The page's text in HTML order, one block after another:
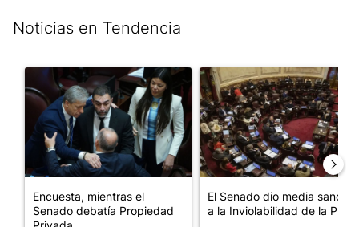
Noticias en Tendencia
Un artículo de tendencia con el título "Encuesta, mientras el
Encuesta, mientras el
Senado debatía Propiedad
Un artículo de tendencia con
El Senado dio media sanción
a la Inviolabilidad de la P...